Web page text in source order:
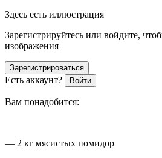
Здесь есть иллюстрация
Зарегистрируйтесь или войдите,
изображения
Зарегистрироваться
Есть аккаунт? Войти
Вам понадобится:
— 2 кг мясистых помидор